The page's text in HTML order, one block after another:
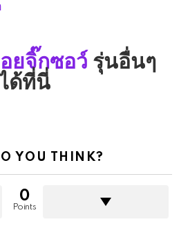
อยจิ๊กซอว์ รุ่นอื่นๆ
ด้ที่นี่
YOU THINK?
0
Points